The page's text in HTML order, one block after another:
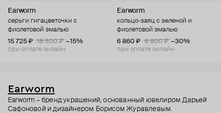
Earworm
серьги гигацветочки с
фиолетовой эмалью
15 725 ₽
18 500 ₽ −15%
при оплате онлайн
Earworm
кольцо-заяц с зеленой и
фиолетовой эмалью
6 860 ₽
9 800 ₽ −30%
при оплате онлайн
Earworm
Earworm – бренд украшений, основанный ювелиром Дарьей
Сафоновой и дизайнером Борисом Журавлевым.